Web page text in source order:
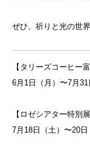
ぜひ、祈りと光の世
【タリーズコーヒー
6月1日（月）〜7月31
【ロゼシアター特別
7月18日（土）〜20日